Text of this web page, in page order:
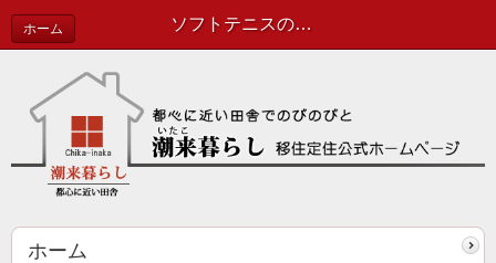
ソフトテニスの大会が行われました！ | 協力隊活動報告
ホーム
ホーム